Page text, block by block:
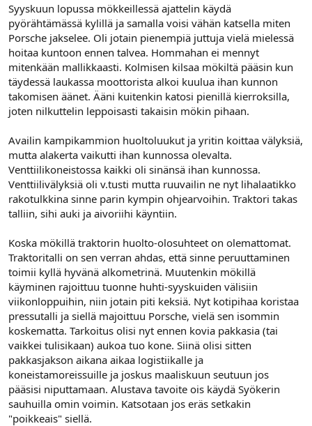
Syyskuun lopussa mökkeillessä ajattelin käydä
pyörähtämässä kylillä ja samalla voisi vähän katsella miten
Porsche jakselee. Oli jotain pienempiä juttuja vielä mielessä
hoitaa kuntoon ennen talvea. Hommahan ei mennyt
mitenkään mallikkaasti. Kolmisen kilsaa mökiltä pääsin kun
täydessä laukassa moottorista alkoi kuulua ihan kunnon
takomisen äänet. Ääni kuitenkin katosi pienillä kierroksilla,
joten nilkuttelin leppoisasti takaisin mökin pihaan.
Availin kampikammion huoltoluukut ja yritin koittaa välyksiä,
mutta alakerta vaikutti ihan kunnossa olevalta.
Venttiilikoneistossa kaikki oli sinänsä ihan kunnossa.
Venttiilivälyksiä oli v.tusti mutta ruuvailin ne nyt lihalaatikko
rakotulkkina sinne parin kympin ohjearvoihin. Traktori takas
talliin, sihi auki ja aivoriihi käyntiin.
Koska mökillä traktorin huolto-olosuhteet on olemattomat.
Traktoritalli on sen verran ahdas, että sinne peruuttaminen
toimii kyllä hyvänä alkometrinä. Muutenkin mökillä
käyminen rajoittuu tuonne huhti-syyskuiden välisiin
viikonloppuihin, niin jotain piti keksiä. Nyt kotipihaa koristaa
pressutalli ja siellä majoittuu Porsche, vielä sen isommin
koskematta. Tarkoitus olisi nyt ennen kovia pakkasia (tai
vaikkei tulisikaan) aukoa tuo kone. Siinä olisi sitten
pakkasjakson aikana aikaa logistiikalle ja
koneistamoreissuille ja joskus maaliskuun seutuun jos
pääsisi niputtamaan. Alustava tavoite ois käydä Syökerin
sauhuilla omin voimin. Katsotaan jos eräs setkakin
"poikkeais" siellä.